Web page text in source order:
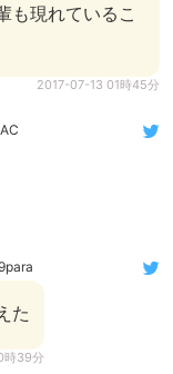
も現れているこ
2017-07-13 01時45分
た
時39分